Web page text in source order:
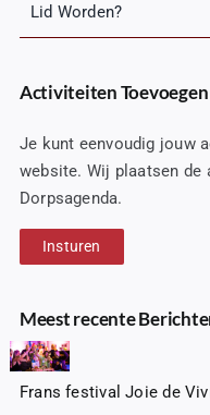
Lid Worden?
Activiteiten Toevoegen
Je kunt eenvoudig jouw
website. Wij plaatsen de
Dorpsagenda.
Insturen
Meest recente
Frans festival Joie de